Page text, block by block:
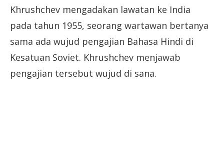
Khrushchev mengadakan lawatan ke India
pada tahun 1955, seorang wartawan bertanya
sama ada wujud pengajian Bahasa Hindi di
Kesatuan Soviet. Khrushchev menjawab
pengajian tersebut wujud di sana.